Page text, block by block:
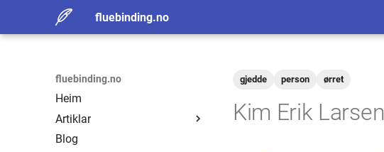
fluebinding.no
fluebinding.no
Heim
Artiklar
Erling Sand
Blog
gjedde person ørret
Kim Erik Larsen